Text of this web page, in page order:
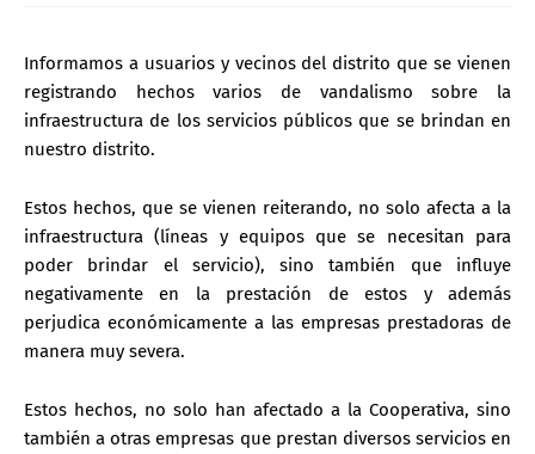
Informamos a usuarios y vecinos del distrito que se vienen
registrando hechos varios de vandalismo sobre la
infraestructura de los servicios públicos que se brindan en
nuestro distrito.
Estos hechos, que se vienen reiterando, no solo afecta a la
infraestructura (líneas y equipos que se necesitan para
poder brindar el servicio), sino también que influye
negativamente en la prestación de estos y además
perjudica económicamente a las empresas prestadoras de
manera muy severa.
Estos hechos, no solo han afectado a la Cooperativa, sino
también a otras empresas que prestan diversos servicios en